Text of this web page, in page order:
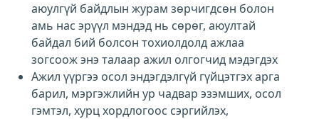
аюулгүй байдлын журам зөрчигдсөн болон
амь нас эрүүл мэндэд нь сөрөг, аюултай
байдал бий болсон тохиолдолд ажлаа
зогсоож энэ талаар ажил олгогчид мэдэгдэх
Ажил үүргээ осол эндэгдэлгүй гүйцэтгэх арга
барил, мэргэжлийн ур чадвар эзэмших, осол
гэмтэл, хурц хордлогоос сэргийлэх,